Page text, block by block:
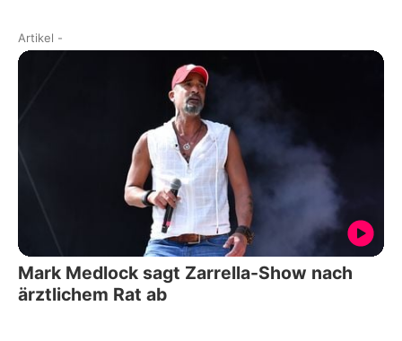
Artikel -
Mark Medlock sagt Zarrella-Show nach
ärztlichem Rat ab